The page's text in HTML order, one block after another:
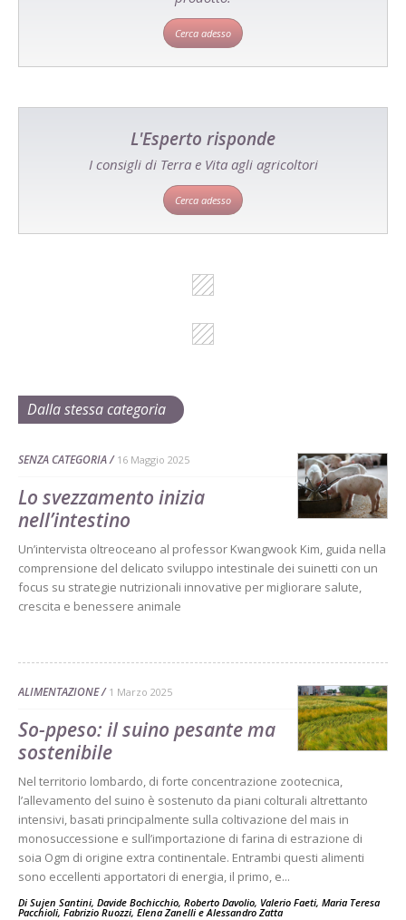
Cerca adesso
L'Esperto risponde
I consigli di Terra e Vita agli agricoltori
Cerca adesso
Dalla stessa categoria
SENZA CATEGORIA 16 Maggio 2025
Lo svezzamento inizia
nell’intestino
Un’intervista oltreoceano al professor Kwangwook Kim, guida nella
comprensione del delicato sviluppo intestinale dei suinetti con un
focus su strategie nutrizionali innovative per migliorare salute,
crescita e benessere animale
ALIMENTAZIONE 1 Marzo 2025
So-ppeso: il suino pesante ma
sostenibile
Nel territorio lombardo, di forte concentrazione zootecnica,
l’allevamento del suino è sostenuto da piani colturali altrettanto
intensivi, basati principalmente sulla coltivazione del mais in
monosuccessione e sull’importazione di farina di estrazione di
soia Ogm di origine extra continentale. Entrambi questi alimenti
sono eccellenti apportatori di energia, il primo, e...
Di Sujen Santini, Davide Bochicchio, Roberto Davolio, Valerio Faeti, Maria Teresa
Pacchioli, Fabrizio Ruozzi, Elena Zanelli e Alessandro Zatta